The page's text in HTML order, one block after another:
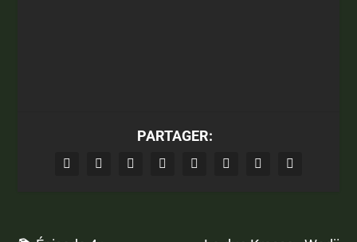
PARTAGER: